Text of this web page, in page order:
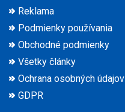
Reklama
Podmienky používania
Obchodné podmienky
Všetky články
Ochrana osobných údajov
GDPR